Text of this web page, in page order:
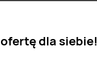
dla siebie!